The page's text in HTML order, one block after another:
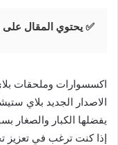
✅ يحتوي المقال على
يفضلها الكبار والصغار
إذا كنت ترغب في تعزيز